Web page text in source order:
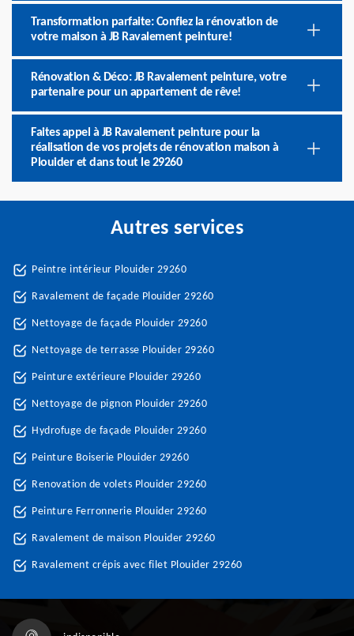
Transformation parfaite: Confiez la rénovation de
votre maison à JB Ravalement peinture!
Rénovation & Déco: JB Ravalement peinture, votre
partenaire pour un appartement de rêve!
Faites appel à JB Ravalement peinture pour la
réalisation de vos projets de rénovation maison à
Plouider et dans tout le 29260
Autres services
Peintre intérieur Plouider 29260
Ravalement de façade Plouider 29260
Nettoyage de façade Plouider 29260
Nettoyage de terrasse Plouider 29260
Peinture extérieure Plouider 29260
Nettoyage de pignon Plouider 29260
Hydrofuge de façade Plouider 29260
Peinture Boiserie Plouider 29260
Renovation de volets Plouider 29260
Peinture Ferronnerie Plouider 29260
Ravalement de maison Plouider 29260
Ravalement crépis avec filet Plouider 29260